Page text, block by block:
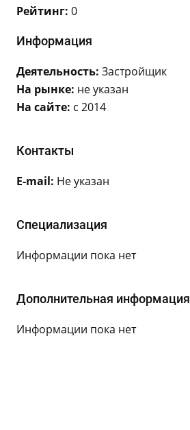
Рейтинг: 0
Информация
Деятельность: Застройщик
На рынке: не указан
На сайте: с 2014
Контакты
E-mail: Не указан
Специализация
Информации пока нет
Дополнительная информация
Информации пока нет